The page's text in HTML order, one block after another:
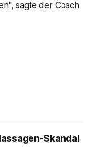
sagte der Coach
Skandal